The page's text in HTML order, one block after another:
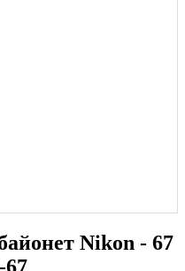
Nikon - 67